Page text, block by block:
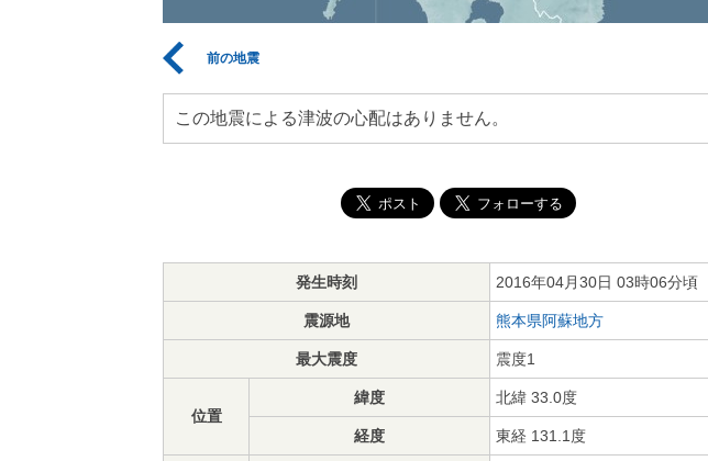
前の地震
この地震による津波の心配はありません。
発生時刻 2016年04月30日 03時06分頃
震源地 熊本県阿蘇地方
最大震度 震度1
位置
緯度 北緯 33.0度
経度 東経 131.1度